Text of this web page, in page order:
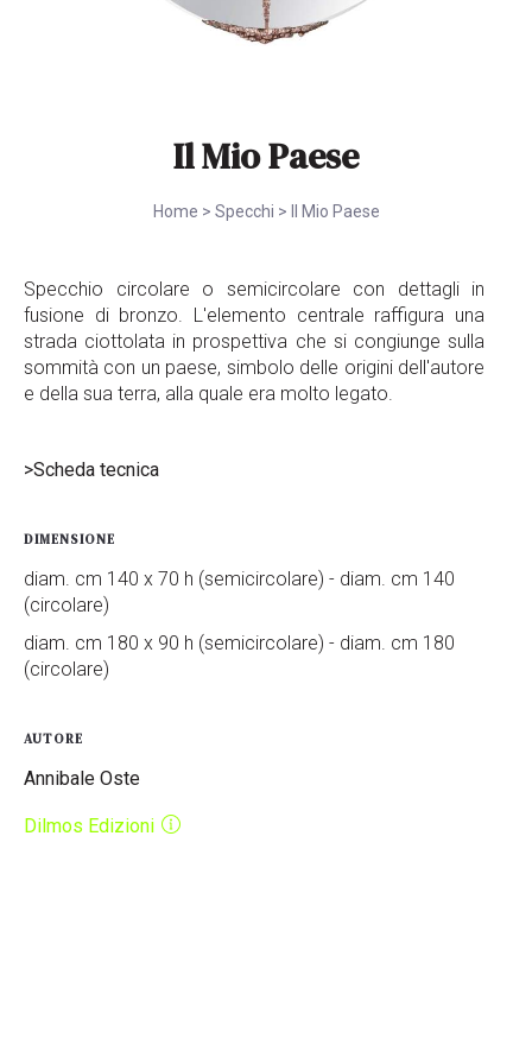
Il Mio Paese
Home > Specchi > Il Mio Paese
Specchio circolare o semicircolare con dettagli in
fusione di bronzo. L'elemento centrale raffigura una
strada ciottolata in prospettiva che si congiunge sulla
sommità con un paese, simbolo delle origini dell'autore
e della sua terra, alla quale era molto legato.
>Scheda tecnica
DIMENSIONE
diam. cm 140 x 70 h (semicircolare) - diam. cm 140
(circolare)
diam. cm 180 x 90 h (semicircolare) - diam. cm 180
(circolare)
AUTORE
Annibale Oste
Dilmos Edizioni